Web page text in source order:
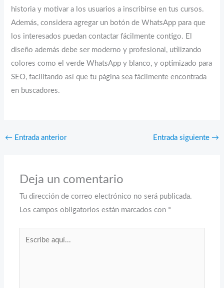
historia y motivar a los usuarios a inscribirse en tus cursos.
Además, considera agregar un botón de WhatsApp para que
los interesados puedan contactar fácilmente contigo. El
diseño además debe ser moderno y profesional, utilizando
colores como el verde WhatsApp y blanco, y optimizado para
SEO, facilitando así que tu página sea fácilmente encontrada
en buscadores.
← Entrada anterior Entrada siguiente →
Deja un comentario
Tu dirección de correo electrónico no será publicada.
Los campos obligatorios están marcados con *